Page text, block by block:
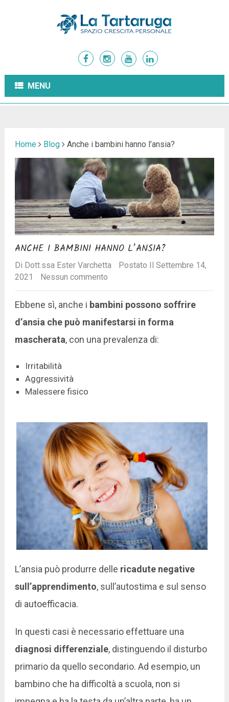
MENU
Home Blog Anche i bambini hanno l’ansia?
ANCHE I BAMBINI HANNO L’ANSIA?
Di Dott.ssa Ester Varchetta
Postato Il Settembre 14,
2021
Nessun commento
Ebbene sì, anche i bambini possono soffrire
d’ansia che può manifestarsi in forma
mascherata, con una prevalenza di:
Irritabilità
Aggressività
Malessere fisico
L’ansia può produrre delle ricadute negative
sull’apprendimento, sull’autostima e sul senso
di autoefficacia.
In questi casi è necessario effettuare una
diagnosi differenziale, distinguendo il disturbo
primario da quello secondario. Ad esempio, un
bambino che ha difficoltà a scuola, non si